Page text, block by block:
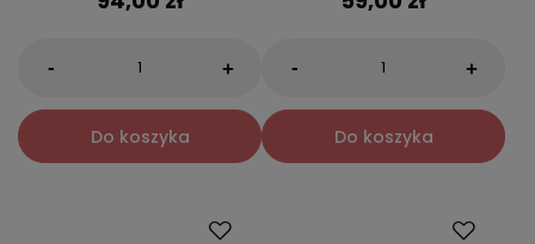
- +
Do koszyka
- +
Do koszyka